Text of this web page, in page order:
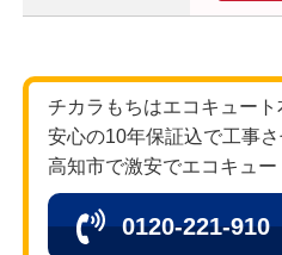
チカラもちはエコキュー
安心の10年保証込で工事さ
高知市で激安でエコキュ
0120-221-910